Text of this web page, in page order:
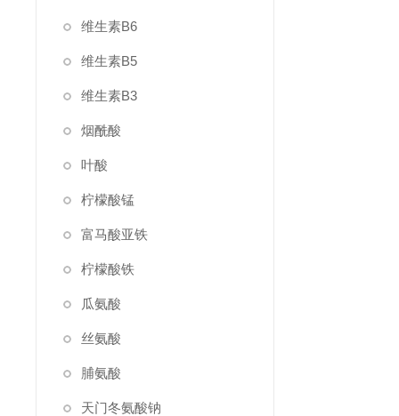
维生素B6
维生素B5
维生素B3
烟酰酸
叶酸
柠檬酸锰
富马酸亚铁
柠檬酸铁
瓜氨酸
丝氨酸
脯氨酸
天门冬氨酸钠